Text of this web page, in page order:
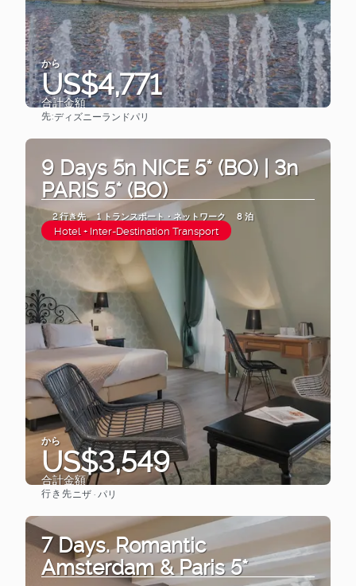
から
US$4,771
合計金額
先:ディズニーランドパリ
9 Days 5n NICE 5* (BO) | 3n
PARIS 5* (BO)
2 行き先 1 トランスポート・ネットワーク 8 泊
Hotel + Inter-Destination Transport
から
US$3,549
合計金額
行き先ニザ · パリ
7 Days. Romantic
Amsterdam & Paris 5*